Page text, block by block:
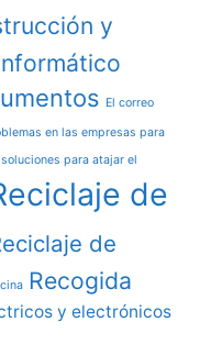
y
El correo
en las empresas para
para atajar el
de
de
Recogida
y electrónicos